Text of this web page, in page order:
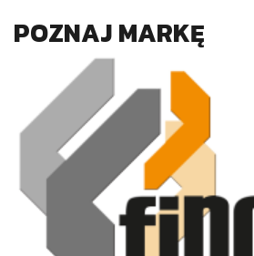
POZNAJ MARKĘ